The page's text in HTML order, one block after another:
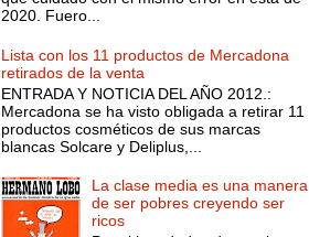
2020. Fuero...
Lista con los 11 productos de Mercadona
retirados de la venta
ENTRADA Y NOTICIA DEL AÑO 2012.:
Mercadona se ha visto obligada a retirar 11
productos cosméticos de sus marcas
blancas Solcare y Deliplus,...
La clase media es una manera
de ser pobres creyendo ser
ricos